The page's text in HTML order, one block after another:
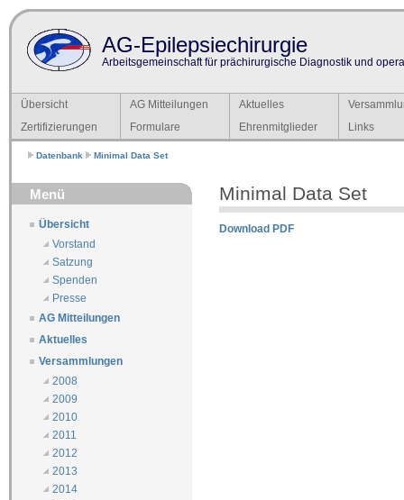
AG-Epilepsiechirurgie
Arbeitsgemeinschaft für prächirurgische Diagnostik und
Übersicht AG Mitteilungen Aktuelles
Zertifizierungen
Formulare Ehrenmitglieder Links
Datenbank Minimal Data Set
Menü
Übersicht
Vorstand
Satzung
Spenden
Presse
AG Mitteilungen
Aktuelles
Versammlungen
2008
2009
2010
2011
2012
2013
2014
Minimal Data Set
Download PDF